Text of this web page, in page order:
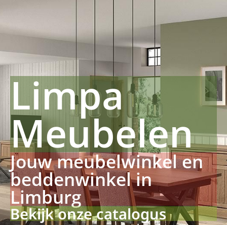
Limpa
Meubelen
Jouw meubelwinkel en
beddenwinkel in
Limburg
Bekijk onze catalogus